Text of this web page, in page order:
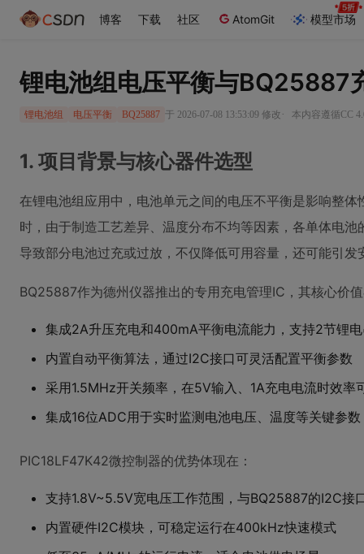
博客 下载 社区 AtomGit 模型市场
锂电池组电压平衡与BQ25887
锂电池组 电压平衡 BQ25887 于 2026-07-08 13:53:09 修改 · 本内容遵循CC
1. 项目背景与核心器件选型
在锂电池组应用中，电池单元之间的电压不平衡是影响整
时，由于制造工艺差异、温度分布不均等因素，各单体电
导致部分电池过充或过放，不仅降低可用容量，还可能引发
BQ25887作为德州仪器推出的专用充电管理IC，其核心价
集成2A升压充电和400mA平衡电流能力，支持2节锂
内置自动平衡算法，通过I2C接口可灵活配置平衡参数
采用1.5MHz开关频率，在5V输入、1A充电电流时效率
集成16位ADC用于实时监测电池电压、温度等关键参数
PIC18LF47K42微控制器的优势体现在：
支持1.8V~5.5V宽电压工作范围，与BQ25887的I2C接
内置硬件I2C模块，可稳定运行在400kHz快速模式